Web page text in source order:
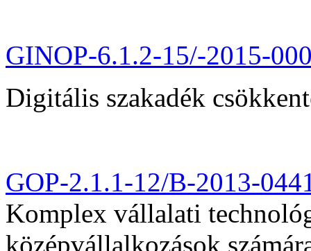
GINOP-6.1.2-15/-2015-
Digitális szakadék
GOP-2.1.1-12/B-2013-
Komplex vállalati
középvállalkozások